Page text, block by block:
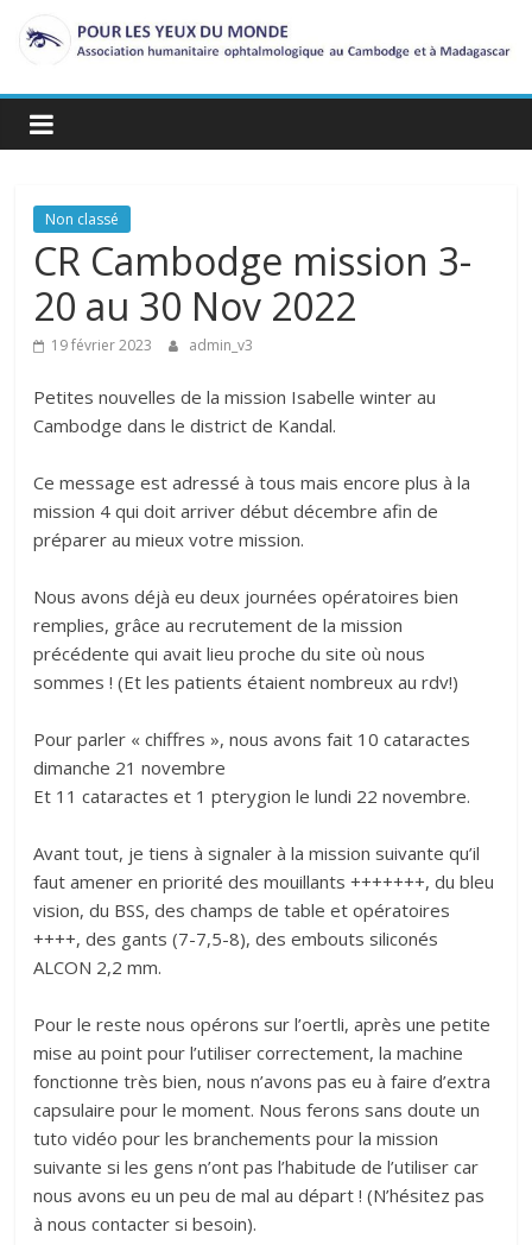
Non classé
CR Cambodge mission 3-
20 au 30 Nov 2022
19 février 2023 admin_v3
Petites nouvelles de la mission Isabelle winter au
Cambodge dans le district de Kandal.
Ce message est adressé à tous mais encore plus à la
mission 4 qui doit arriver début décembre afin de
préparer au mieux votre mission.
Nous avons déjà eu deux journées opératoires bien
remplies, grâce au recrutement de la mission
précédente qui avait lieu proche du site où nous
sommes ! (Et les patients étaient nombreux au rdv!)
Pour parler « chiffres », nous avons fait 10 cataractes
dimanche 21 novembre
Et 11 cataractes et 1 pterygion le lundi 22 novembre.
Avant tout, je tiens à signaler à la mission suivante qu’il
faut amener en priorité des mouillants +++++++, du bleu
vision, du BSS, des champs de table et opératoires
++++, des gants (7-7,5-8), des embouts siliconés
ALCON 2,2 mm.
Pour le reste nous opérons sur l’oertli, après une petite
mise au point pour l’utiliser correctement, la machine
fonctionne très bien, nous n’avons pas eu à faire d’extra
capsulaire pour le moment. Nous ferons sans doute un
tuto vidéo pour les branchements pour la mission
suivante si les gens n’ont pas l’habitude de l’utiliser car
nous avons eu un peu de mal au départ ! (N’hésitez pas
à nous contacter si besoin).